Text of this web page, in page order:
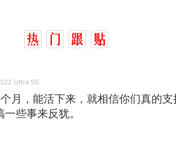
Ultra 5G
月，能活下来，就相信你们真的
些事来反犹。